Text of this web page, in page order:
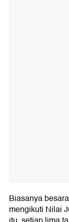
Biasanya
mengikuti Nilai